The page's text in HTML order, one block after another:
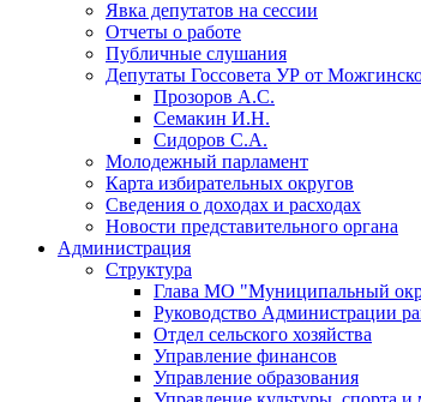
Явка депутатов на сессии
Отчеты о работе
Публичные слушания
Депутаты Госсовета УР от
Прозоров А.С.
Семакин И.Н.
Сидоров С.А.
Молодежный парламент
Карта избирательных округов
Сведения о доходах и расходах
Новости представительного органа
Администрация
Структура
Глава МО "Муниципальный
Руководство Администрации
Отдел сельского хозяйства
Управление финансов
Управление образования